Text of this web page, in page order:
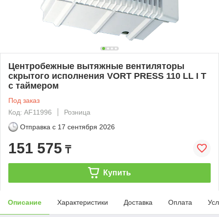
Центробежные вытяжные вентиляторы
скрытого исполнения VORT PRESS 110 LL I T
с таймером
Под заказ
Код: AF11996
Розница
Отправка с 17 сентября 2026
151 575 ₸
Купить
Описание Характеристики Доставка Оплата